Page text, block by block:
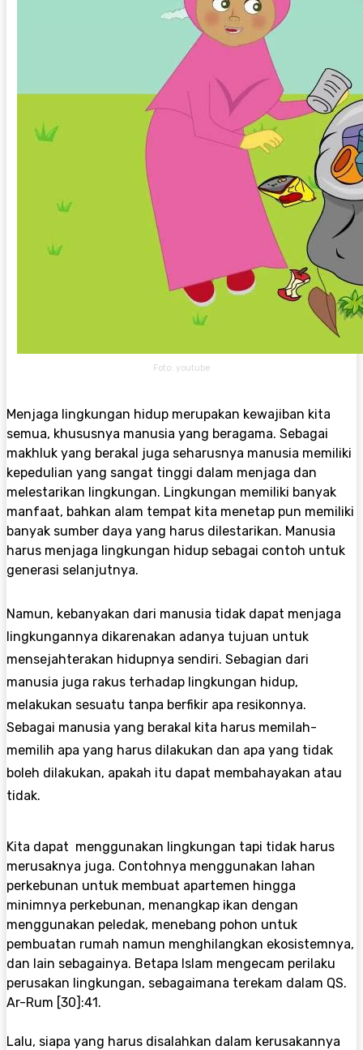
Foto: youtube
Menjaga lingkungan hidup merupakan kewajiban kita
semua, khususnya manusia yang beragama. Sebagai
makhluk yang berakal juga seharusnya manusia memiliki
kepedulian yang sangat tinggi dalam menjaga dan
melestarikan lingkungan. Lingkungan memiliki banyak
manfaat, bahkan alam tempat kita menetap pun memiliki
banyak sumber daya yang harus dilestarikan. Manusia
harus menjaga lingkungan hidup sebagai contoh untuk
generasi selanjutnya.
Namun, kebanyakan dari manusia tidak dapat menjaga
lingkungannya dikarenakan adanya tujuan untuk
mensejahterakan hidupnya sendiri. Sebagian dari
manusia juga rakus terhadap lingkungan hidup,
melakukan sesuatu tanpa berfikir apa resikonnya.
Sebagai manusia yang berakal kita harus memilah-
memilih apa yang harus dilakukan dan apa yang tidak
boleh dilakukan, apakah itu dapat membahayakan atau
tidak.
Kita dapat menggunakan lingkungan tapi tidak harus
merusaknya juga. Contohnya menggunakan lahan
perkebunan untuk membuat apartemen hingga
minimnya perkebunan, menangkap ikan dengan
menggunakan peledak, menebang pohon untuk
pembuatan rumah namun menghilangkan ekosistemnya,
dan lain sebagainya. Betapa Islam mengecam perilaku
perusakan lingkungan, sebagaimana terekam dalam QS.
Ar-Rum [30]:41.
Lalu, siapa yang harus disalahkan dalam kerusakannya